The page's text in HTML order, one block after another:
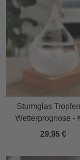
Sturmglas
Wetterprognose -
29,95 €